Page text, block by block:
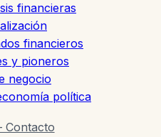
financieras
financieros
y pioneros
negocio
política
Contacto